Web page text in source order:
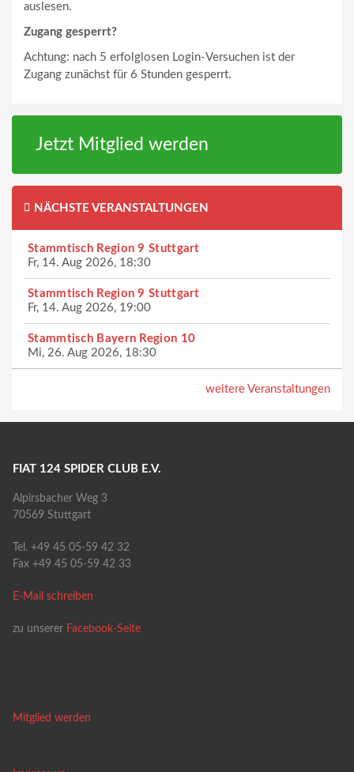
auslesen.
Zugang gesperrt?
Achtung: nach 5 erfolglosen Login-Versuchen ist der
Zugang zunächst für 6 Stunden gesperrt.
Jetzt Mitglied werden
NÄCHSTE VERANSTALTUNGEN
Stammtisch Region 9 Stuttgart
Fr, 14. Aug 2026, 18:30
Stammtisch Region 9 Stuttgart
Fr, 14. Aug 2026, 19:00
Stammtisch Bayern Region 10
Mi, 26. Aug 2026, 18:30
weitere Veranstaltungen
FIAT 124 SPIDER CLUB E.V.
Alpirsbacher Weg 3
70569 Stuttgart
Tel. +49 45 05-59 42 32
Fax +49 45 05-59 42 33
E-Mail schreiben
zu unserer Facebook-Seite
Mitglied werden